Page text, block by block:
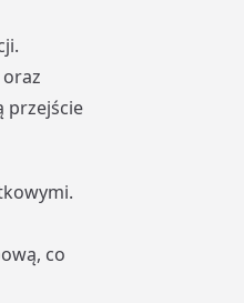
przejście
co